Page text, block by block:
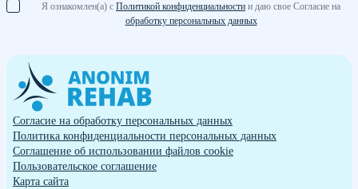
Я ознакомлен(а) с Политикой конфиденциальности и даю свое Согласие на
обработку персональных данных
Согласие на обработку персональных данных
Политика конфиденциальности персональных данных
Cоглашение об использовании файлов cookie
Пользовательское соглашение
Карта сайта